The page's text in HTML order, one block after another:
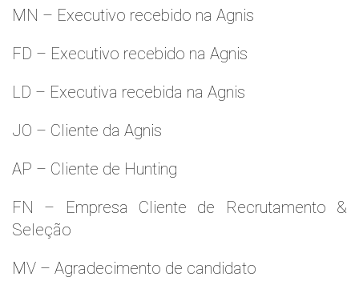
MN – Executivo recebido na Agnis
FD – Executivo recebido na Agnis
LD – Executiva recebida na Agnis
JO – Cliente da Agnis
AP – Cliente de Hunting
FN – Empresa Cliente de Recrutamento &
Seleção
MV – Agradecimento de candidato